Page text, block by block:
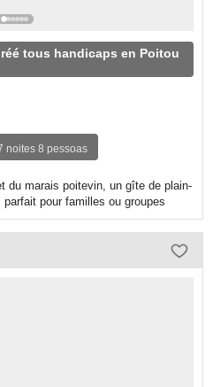
tous handicaps en Poitou
noites 8 pessoas
du marais poitevin, un gîte de plain-
pour familles ou groupes